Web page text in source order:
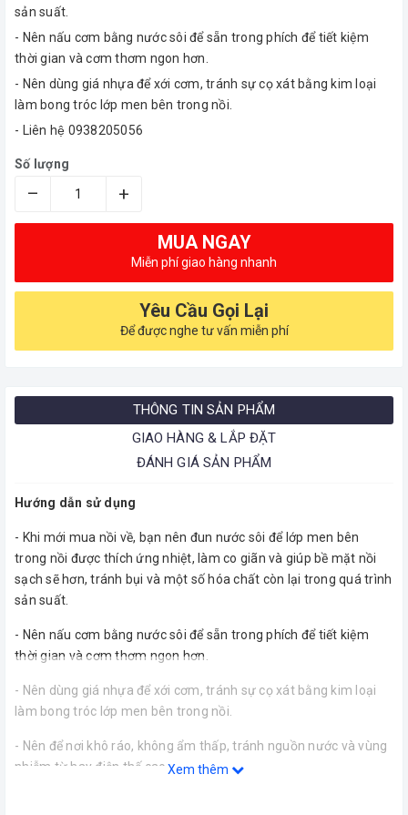
sản suất.
- Nên nấu cơm bằng nước sôi để sẵn trong phích để tiết kiệm
thời gian và cơm thơm ngon hơn.
- Nên dùng giá nhựa để xới cơm, tránh sự cọ xát bằng kim loại
làm bong tróc lớp men bên trong nồi.
- Liên hệ 0938205056
Số lượng
– +
MUA NGAY
Miễn phí giao hàng nhanh
Yêu Cầu Gọi Lại
Để được nghe tư vấn miễn phí
THÔNG TIN SẢN PHẨM
GIAO HÀNG & LẮP ĐẶT
ĐÁNH GIÁ SẢN PHẨM
Hướng dẫn sử dụng
- Khi mới mua nồi về, bạn nên đun nước sôi để lớp men bên
trong nồi được thích ứng nhiệt, làm co giãn và giúp bề mặt nồi
sạch sẽ hơn, tránh bụi và một số hóa chất còn lại trong quá trình
sản suất.
- Nên nấu cơm bằng nước sôi để sẵn trong phích để tiết kiệm
thời gian và cơm thơm ngon hơn.
- Nên dùng giá nhựa để xới cơm, tránh sự cọ xát bằng kim loại
làm bong tróc lớp men bên trong nồi.
- Nên để nơi khô ráo, không ẩm thấp, tránh nguồn nước và vùng
nhiễm từ hay điện thế caoXem thêm